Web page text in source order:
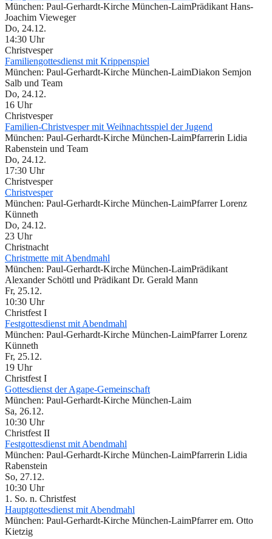
München: Paul-Gerhardt-Kirche München-LaimPrädikant Hans-
Joachim Vieweger
Do, 24.12.
14:30 Uhr
Christvesper
Familiengottesdienst mit Krippenspiel
München: Paul-Gerhardt-Kirche München-LaimDiakon Semjon
Salb und Team
Do, 24.12.
16 Uhr
Christvesper
Familien-Christvesper mit Weihnachtsspiel der Jugend
München: Paul-Gerhardt-Kirche München-LaimPfarrerin Lidia
Rabenstein und Team
Do, 24.12.
17:30 Uhr
Christvesper
Christvesper
München: Paul-Gerhardt-Kirche München-LaimPfarrer Lorenz
Künneth
Do, 24.12.
23 Uhr
Christnacht
Christmette mit Abendmahl
München: Paul-Gerhardt-Kirche München-LaimPrädikant
Alexander Schöttl und Prädikant Dr. Gerald Mann
Fr, 25.12.
10:30 Uhr
Christfest I
Festgottesdienst mit Abendmahl
München: Paul-Gerhardt-Kirche München-LaimPfarrer Lorenz
Künneth
Fr, 25.12.
19 Uhr
Christfest I
Gottesdienst der Agape-Gemeinschaft
München: Paul-Gerhardt-Kirche München-Laim
Sa, 26.12.
10:30 Uhr
Christfest II
Festgottesdienst mit Abendmahl
München: Paul-Gerhardt-Kirche München-LaimPfarrerin Lidia
Rabenstein
So, 27.12.
10:30 Uhr
1. So. n. Christfest
Hauptgottesdienst mit Abendmahl
München: Paul-Gerhardt-Kirche München-LaimPfarrer em. Otto
Kietzig